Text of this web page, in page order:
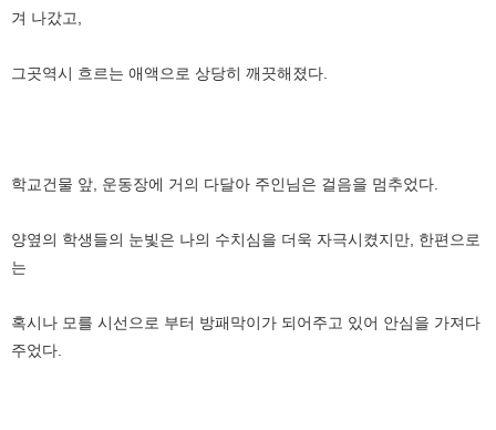
겨 나갔고,
그곳역시 흐르는 애액으로 상당히 깨끗해졌다.
학교건물 앞, 운동장에 거의 다달아 주인님은 걸음을 멈추었다.
양옆의 학생들의 눈빛은 나의 수치심을 더욱 자극시켰지만, 한편으로
는
혹시나 모를 시선으로 부터 방패막이가 되어주고 있어 안심을 가져다
주었다.